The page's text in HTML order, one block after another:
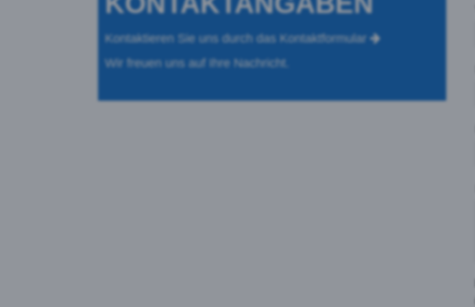
Kontaktieren Sie uns durch das Kontaktformular
Wir freuen uns auf Ihre Nachricht.